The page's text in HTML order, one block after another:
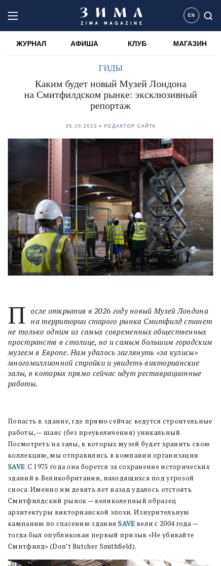
EN
ЖУРНАЛ АФИША КЛУБ МАГАЗИН
ГИДЫ
Каким будет новый Музей Лондона
на Смитфилдском рынке: эксклюзивный
репортаж
26.10.2023 РЕДАКТОР САЙТА
П осле открытия в 2026 году новый Музей Лондона
на территории старого рынка Смитфилд станет
не только одним из самых современных общественных
пространств в столице, но и самым большим городским
музеем в Европе. Нам удалось заглянуть «за кулисы»
многомиллионной стройки и увидеть викторианские
залы, в которых прямо сейчас идут реставрационные
работы.
Попасть в здание, где прямо сейчас ведутся строительные
работы, — шанс (без преувеличения) уникальный.
Посмотреть на залы, в которых музей будет хранить свою
коллекцию, мы отправились в компании организации
SAVE. С 1975 года она борется за сохранение исторических
зданий в Великобритании, находящихся под угрозой
сноса. Именно им девять лет назад удалось отстоять
Смитфилдский рынок — великолепный образец
архитектуры викторианской эпохи. Изнурительную
кампанию по спасению зданияSAVEвели с 2004 года —
тогда был опубликован первый призыв «Не убивайте
Смитфилд» (Don’t Butcher Smithfield).